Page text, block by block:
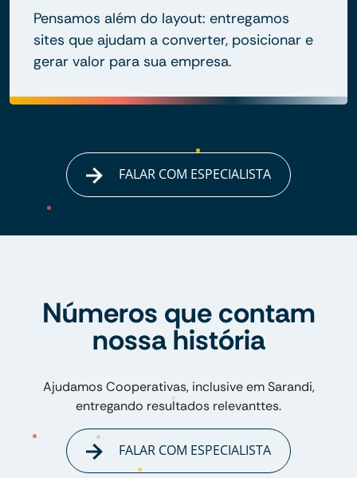
Pensamos além do layout: entregamos
sites que ajudam a converter, posicionar e
gerar valor para sua empresa.
FALAR COM ESPECIALISTA
Números que contam
nossa história
Ajudamos Cooperativas, inclusive em Sarandi,
entregando resultados relevanttes.
FALAR COM ESPECIALISTA